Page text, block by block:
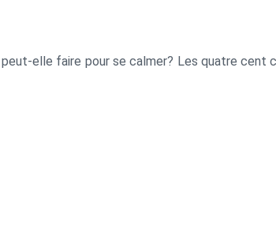
elle faire pour se calmer? Les quatre cent